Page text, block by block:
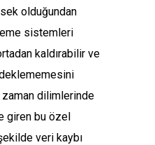
olduğundan
sistemleri
kaldırabilir ve
dilimlerinde
giren bu özel
veri kaybı